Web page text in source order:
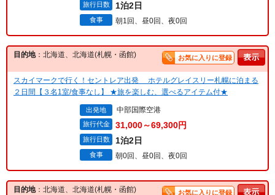
旅行日数 1泊2日
食事 朝1回、昼0回、夜0回
目的地：北海道、北海道(札幌・函館) お気に入りに登録
スカイマークで行く！セントレア出発 ホテルグレイスリー札幌に泊まる
２日間【３名1室/食事なし】 ★旅を楽しむ、選べるアイテム付★
出発地 中部国際空港
旅行代金 31,000～69,300円
旅行日数 1泊2日
食事 朝0回、昼0回、夜0回
目的地：北海道、北海道(札幌・函館) お気に入りに登録